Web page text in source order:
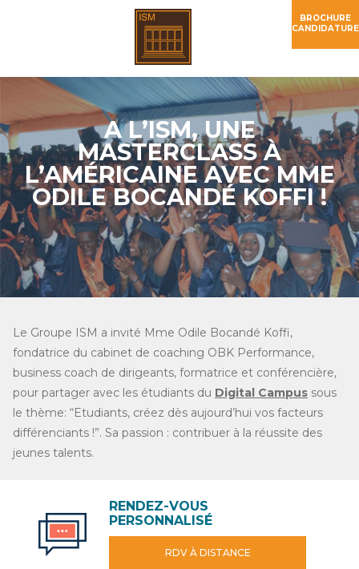
A L’ISM, UNE
MASTERCLASS À
L’AMÉRICAINE AVEC MME
ODILE BOCANDÉ KOFFI !
Le Groupe ISM a invité Mme Odile Bocandé Koffi,
fondatrice du cabinet de coaching OBK Performance,
business coach de dirigeants, formatrice et conférencière,
pour partager avec les étudiants du Digital Campus sous
le thème: “Etudiants, créez dès aujourd’hui vos facteurs
différenciants !”. Sa passion : contribuer à la réussite des
jeunes talents.
RENDEZ-VOUS
PERSONNALISÉ
RDV À DISTANCE
BROCHURE
CANDIDATURE